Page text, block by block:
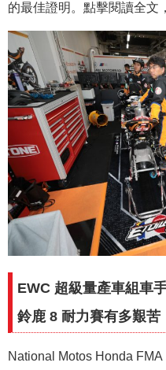
的最佳證明。點擊閱讀全文
EWC 超級量產車組車
鈴鹿 8 耐力賽有多艱苦
National Motos Honda